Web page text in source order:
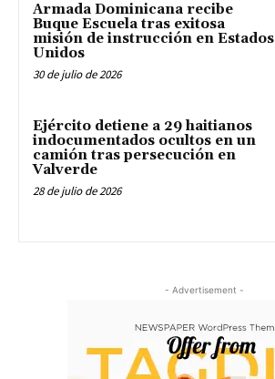
Armada Dominicana recibe
Buque Escuela tras exitosa
misión de instrucción en Estados
Unidos
30 de julio de 2026
Ejército detiene a 29 haitianos
indocumentados ocultos en un
camión tras persecución en
Valverde
28 de julio de 2026
- Advertisement -